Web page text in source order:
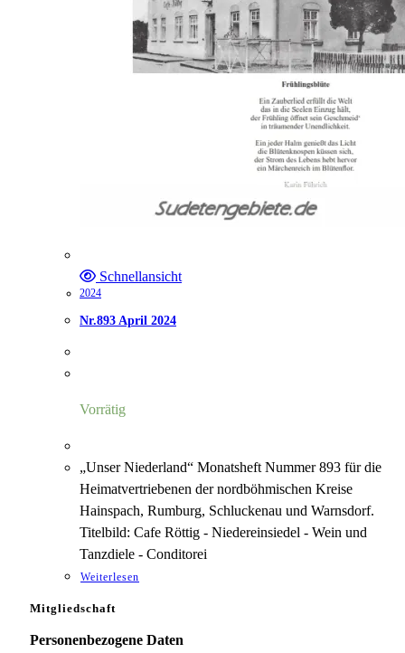
Schnellansicht
2024
Nr.893 April 2024
Vorrätig
„Unser Niederland“ Monatsheft Nummer 893 für die
Heimatvertriebenen der nordböhmischen Kreise
Hainspach, Rumburg, Schluckenau und Warnsdorf.
Titelbild: Cafe Röttig - Niedereinsiedel - Wein und
Tanzdiele - Conditorei
Weiterlesen
Mitgliedschaft
Personenbezogene Daten